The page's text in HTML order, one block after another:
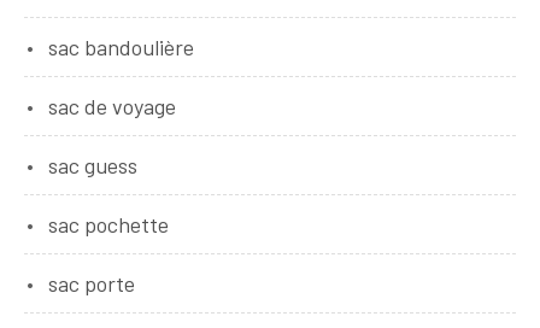
sac bandoulière
sac de voyage
sac guess
sac pochette
sac porte